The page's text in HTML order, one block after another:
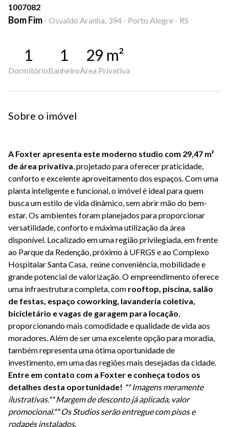
1007082
Bom Fim - Osvaldo Aranha, 394 - Porto Alegre - RS
1
Dormitório
1
Banheiro
29 m²
Área Privativa
Sobre o imóvel
A Foxter apresenta este moderno studio com 29,47 m²
de área privativa, projetado para oferecer praticidade,
conforto e excelente aproveitamento dos espaços. Com uma
planta inteligente e funcional, o imóvel é ideal para quem
busca um estilo de vida dinâmico, sem abrir mão do bem-
estar. Os ambientes foram planejados para proporcionar
versatilidade, conforto e máxima utilização da área
disponível. Localizado em uma região privilegiada, em frente
ao Parque da Redenção, próximo à UFRGS e ao Complexo
Hospitalar Santa Casa, reúne conveniência, mobilidade e
grande potencial de valorização. O empreendimento oferece
uma infraestrutura completa, com rooftop, piscina, salão
de festas, espaço coworking, lavanderia coletiva,
bicicletário e vagas de garagem para locação,
proporcionando mais comodidade e qualidade de vida aos
moradores. Além de ser uma excelente opção para moradia,
também representa uma ótima oportunidade de
investimento, em uma das regiões mais desejadas da cidade.
Entre em contato com a Foxter e conheça todos os
detalhes desta oportunidade! ** Imagens meramente
ilustrativas.** Margem de desconto já aplicada, valor
promocional.** Os Studios serão entregue com pisos e
rodapés instalados.